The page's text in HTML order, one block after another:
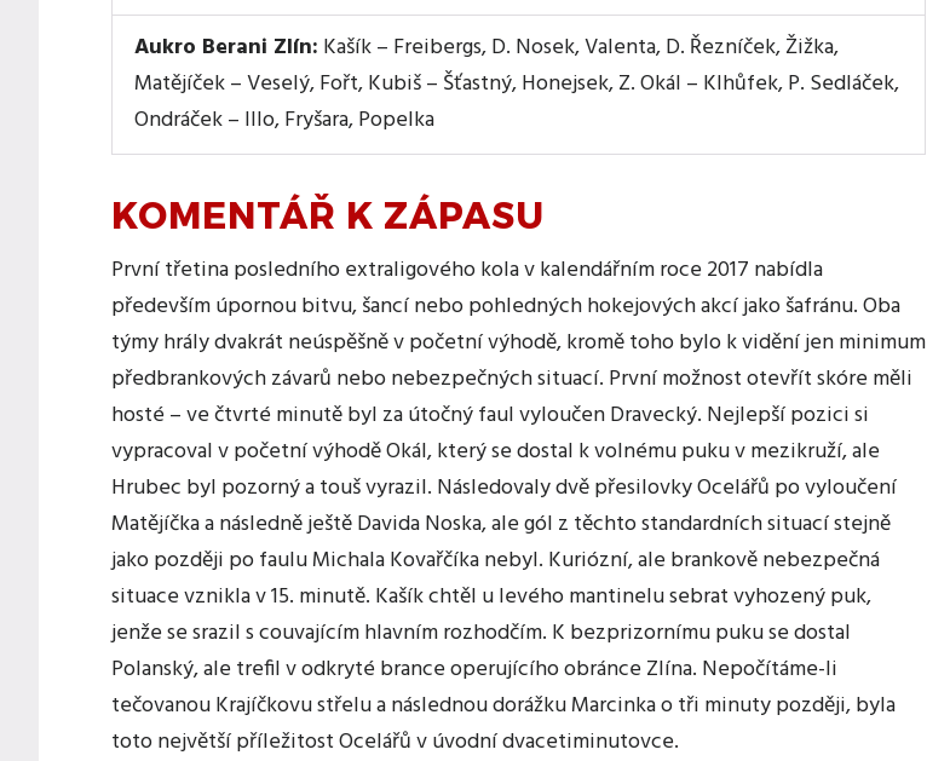
Aukro Berani Zlín: Kašík – Freibergs, D. Nosek, Valenta, D. Řezníček, Žižka,
Matějíček – Veselý, Fořt, Kubiš – Šťastný, Honejsek, Z. Okál – Klhůfek, P. Sedláček,
Ondráček – Illo, Fryšara, Popelka
KOMENTÁŘ K ZÁPASU
První třetina posledního extraligového kola v kalendářním roce 2017 nabídla
především úpornou bitvu, šancí nebo pohledných hokejových akcí jako šafránu. Oba
týmy hrály dvakrát neúspěšně v početní výhodě, kromě toho bylo k vidění jen minimum
předbrankových závarů nebo nebezpečných situací. První možnost otevřít skóre měli
hosté – ve čtvrté minutě byl za útočný faul vyloučen Dravecký. Nejlepší pozici si
vypracoval v početní výhodě Okál, který se dostal k volnému puku v mezikruží, ale
Hrubec byl pozorný a touš vyrazil. Následovaly dvě přesilovky Ocelářů po vyloučení
Matějíčka a následně ještě Davida Noska, ale gól z těchto standardních situací stejně
jako později po faulu Michala Kovařčíka nebyl. Kuriózní, ale brankově nebezpečná
situace vznikla v 15. minutě. Kašík chtěl u levého mantinelu sebrat vyhozený puk,
jenže se srazil s couvajícím hlavním rozhodčím. K bezprizornímu puku se dostal
Polanský, ale trefil v odkryté brance operujícího obránce Zlína. Nepočítáme-li
tečovanou Krajíčkovu střelu a následnou dorážku Marcinka o tři minuty později, byla
toto největší příležitost Ocelářů v úvodní dvacetiminutovce.